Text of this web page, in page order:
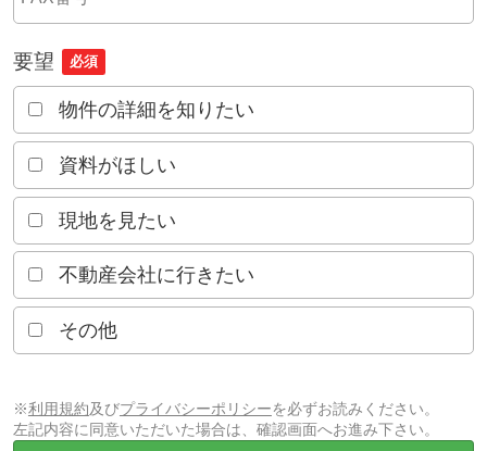
要望 必須
物件の詳細を知りたい
資料がほしい
現地を見たい
不動産会社に行きたい
その他
※利用規約及びプライバシーポリシーを必ずお読みください。
左記内容に同意いただいた場合は、確認画面へお進み下さい。